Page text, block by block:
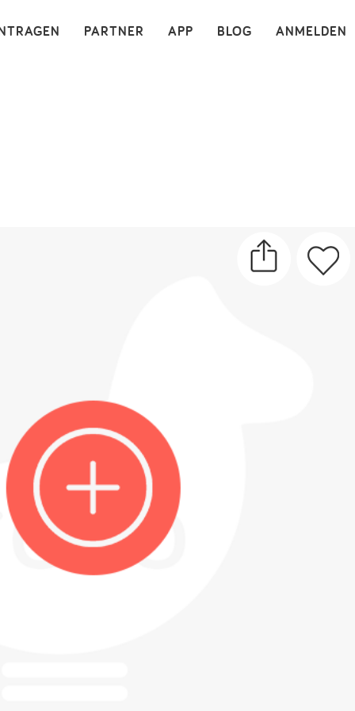
ANMELDEN
BLOG
APP
PARTNER ×